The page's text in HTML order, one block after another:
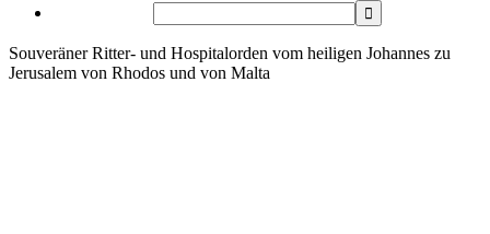
Souveräner Ritter- und Hospitalorden vom heiligen Johannes zu
Jerusalem von Rhodos und von Malta